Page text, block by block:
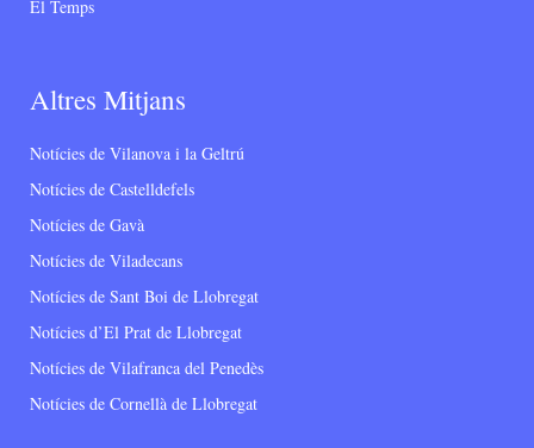
El Temps
Altres Mitjans
Notícies de Vilanova i la Geltrú
Notícies de Castelldefels
Notícies de Gavà
Notícies de Viladecans
Notícies de Sant Boi de Llobregat
Notícies d’El Prat de Llobregat
Notícies de Vilafranca del Penedès
Notícies de Cornellà de Llobregat